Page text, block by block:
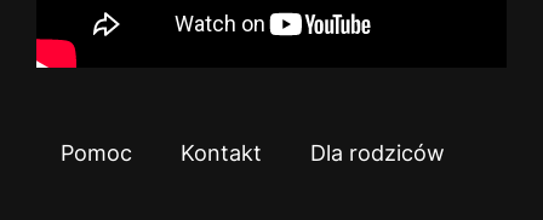
Pomoc Kontakt Dla rodziców